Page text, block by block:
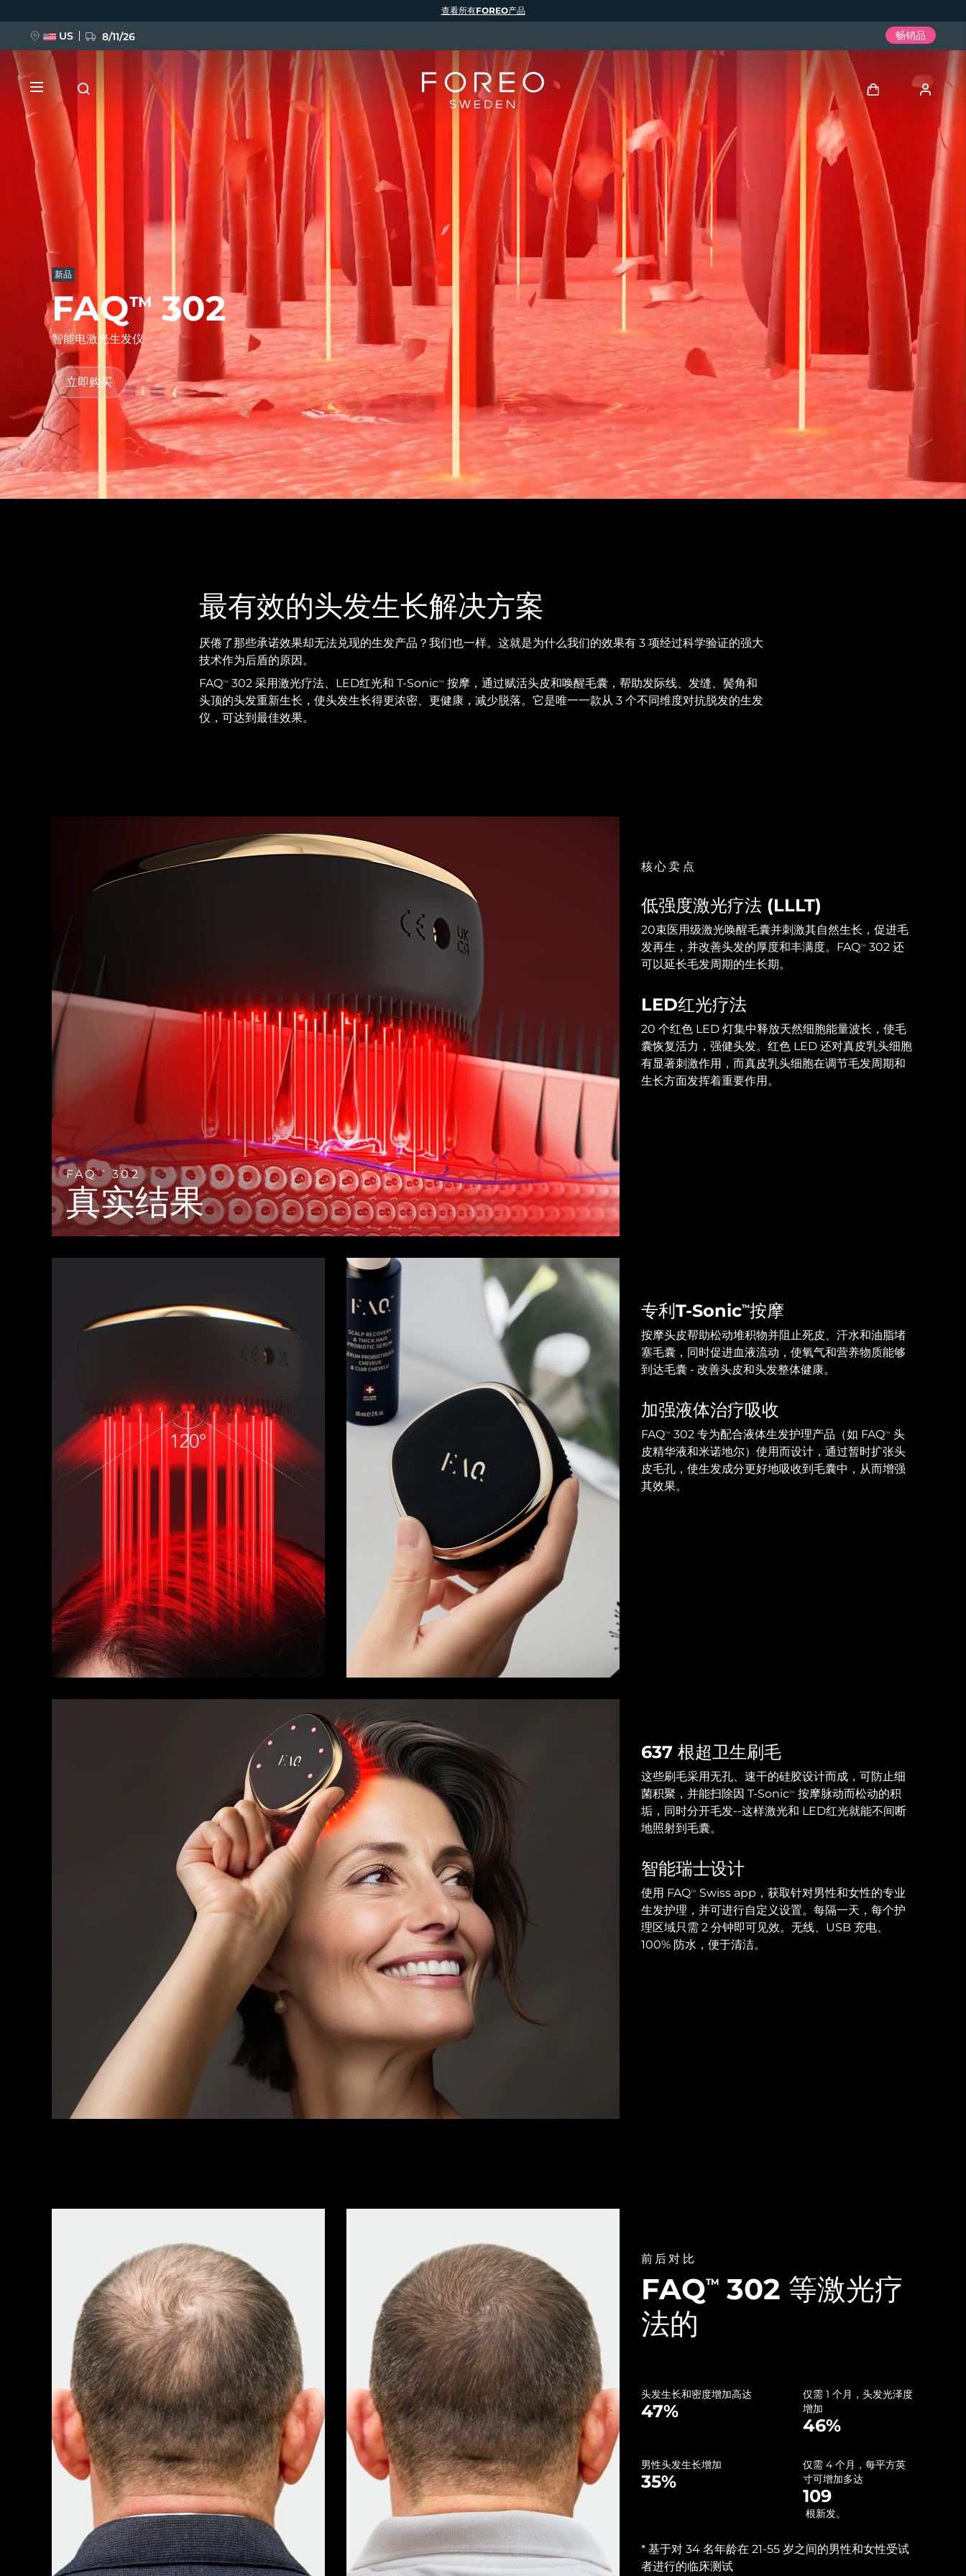
容
新品
FAQTM302
智能电激光生发仪
立即购买
最有效的头发生长解决方案
厌倦了那些承诺效果却无法兑现的生发产品？我们也一样。这就是为什么我们的效果有 3 项经过科学验证的强大
技术作为后盾的原因。
FAQTM 302 采用激光疗法、LED红光和 T-SonicTM
按摩，通过赋活头皮和唤醒毛囊，帮助发际线、发缝、鬓角和
头顶的头发重新生长，使头发生长得更浓密、更健康，减少脱落。它是唯一一款从 3 个不同维度对抗脱发的生发
仪，可达到最佳效果。
FAQTM 302
真实结果
核心卖点
低强度激光疗法 (LLLT)
20束医用级激光唤醒毛囊并刺激其自然生长，促进毛
发再生，并改善头发的厚度和丰满度。FAQTM
302 还
可以延长毛发周期的生长期。
LED红光疗法
20 个红色 LED 灯集中释放天然细胞能量波长，使毛
囊恢复活力，强健头发。红色 LED 还对真皮乳头细胞
有显著刺激作用，而真皮乳头细胞在调节毛发周期和
生长方面发挥着重要作用。
专利T-SonicTM按摩
按摩头皮帮助松动堆积物并阻止死皮、汗水和油脂堵
塞毛囊，同时促进血液流动，使氧气和营养物质能够
到达毛囊 - 改善头皮和头发整体健康。
加强液体治疗吸收
FAQTM 302 专为配合液体生发护理产品（如 FAQTM
头
皮精华液和米诺地尔）使用而设计，通过暂时扩张头
皮毛孔，使生发成分更好地吸收到毛囊中，从而增强
其效果。
637 根超卫生刷毛
这些刷毛采用无孔、速干的硅胶设计而成，可防止细
菌积聚，并能扫除因 T-SonicTM
按摩脉动而松动的积
垢，同时分开毛发--这样激光和 LED红光就能不间断
地照射到毛囊。
智能瑞士设计
使用 FAQTM
Swiss app，获取针对男性和女性的专业
生发护理，并可进行自定义设置。每隔一天，每个护
理区域只需 2 分钟即可见效。无线、USB 充电、
100% 防水，便于清洁。
前后对比
FAQTM302 等激光疗
法的
头发生长和密度增加高达
47%
仅需 1 个月，头发光泽度
增加
46%
男性头发生长增加
35%
仅需 4 个月，每平方英
寸可增加多达
109
根新发。
*‌ 基于对 34 名年龄在 21-55 岁之间的男性和女性受试
者进行的临床测试
查看所有FOREO产品
US 8/11/26 畅销品
用户信息
我的设备
我的订单
我的地址
我的订阅
新品
FAQ™ Pure Beauty-Tech Elixir
BREAKING NEWS
issa™ Teeth Whitening Set
FAQ™ Dual LED Panel
热门产品
LUNA™ 4 套装
LUNA™ 4 Plus
For men, anti-aging massage
LUNA™ 4 mini
For young skin, T-zone
LUNA™ 4 go
For travel or gym bag
LUNA™ 护肤
Premium cleansers & balm
LUNA™ 设备
All facial cleansing devices
BEAR™ 2 套装
BEAR™ 2 go
Microcurrent line smoothing device
面部提拉护理
Premium anti-aging skincare
BEAR™ 设备
All premium facelift devices
UFO™ 3 套装
UFO™ 3 LED
UFO™ 3 mini
Red light therapy device for young skin
UFO™ 3 go
Portable red light therapy
面膜
Rejuvenation & hydration
UFO™ 设备
口腔护理
issa™ 4
issa™ 4 plus
issa™ 4 smile
Hybrid silicone sonic toothbrush
issa™ 4 baby
issa™ Teeth Whitening Set
Dual LED + sonic device & 18% PAP gel
ISSA™ 设备
FAQ™ 抗老护理
FAQ™ 101
Clinical anti-aging
FAQ™ 102
Advanced clinical anti-aging
FAQ™ 103
Luxurious clinical anti-aging set
FAQ™ P1 Primer
All FAQ™ skincare
LED治疗
FAQ™ 201
FAQ™ 202
FAQ™ 211
Anti-aging neck & décolleté LED mask
FAQ™ 221
All FAQ™ skincare
FAQ™ 301
LED hair strengthening scalp massager
FAQ™ Scalp Serum
Scalp recovery probiotic serum
FAQ™护肤品
All FAQ™ skincare
FAQ™产品
All hair treatments
肌肤年轻化
FAQ™ 501
Full-Spectrum Red Light Therapy
FAQ™ 502
Full-Spectrum Red Light Therapy
FAQ™ skincare
All FAQ™ skincare
All toning treatments
保健品
NEW
专业治疗
PEACH™ 2 Pro Max
IPL hair removal
PEACH™ 2 go
Travel-friendly IPL hair removal
PEACH™ Cooling Prep Gel
Cooling IPL hair removal gel
BEAR™ 2 body
Massaging body brush
SUPERCHARGED™ serum
Firming body serum
ESPADA™ 2 plus
Recurring acne LED therapy
ESPADA™ 2
ESPADA™ Blemish Solution
Concentrated acne gel
ESPADA™ 设备
All acne treatment devices
BEAR™ 2 eyes & lips
Microcurrent line smoothing device
IRIS™ 2
Advanced eye care treatment
眼部护理设备
All revitalizing eye massagers
毛孔护理
KIWI™ derma
KIWI™
Blackhead remover
KIWI™ 皮肤护理
Advanced pore care essentials
护发
LUNA™ 4 hair
FLIP™ play advanced
LED light hairbrush
LUNA™ Dual-Peptide Scalp
Serum
For healthy hair
issa™ Teeth Whitening Set
Dual LED + sonic device & 18% PAP gel
issa™ Teeth Whitening Gel
18% PAP
更多的